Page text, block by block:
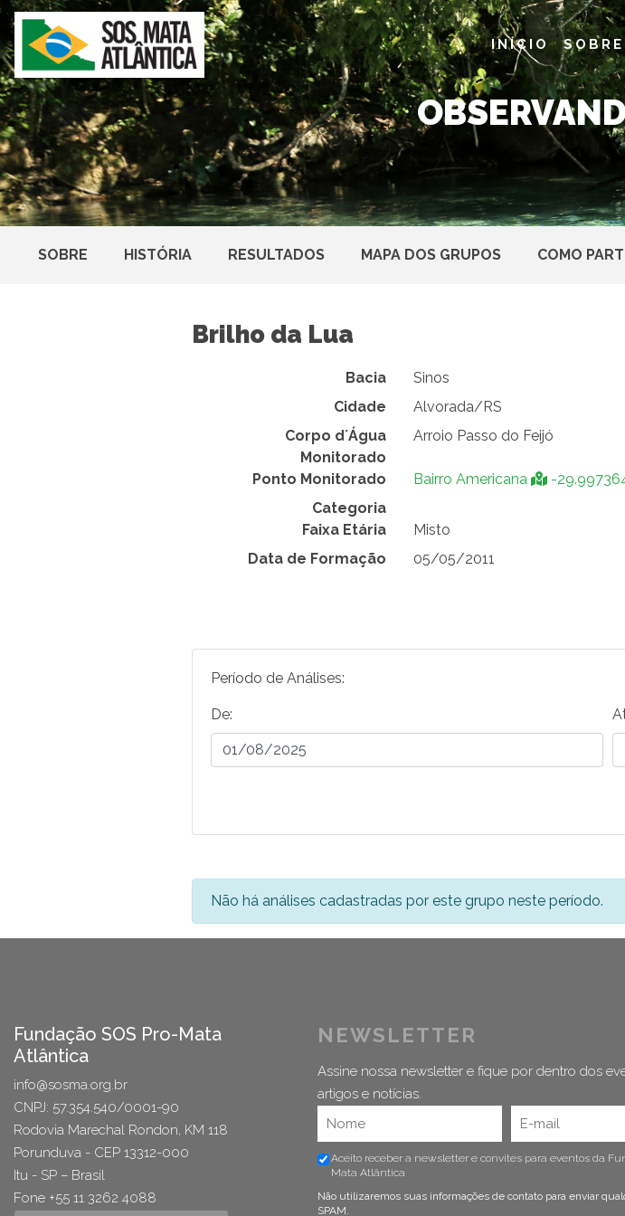
INÍCIO SOBRE
SOBRE HISTÓRIA RESULTADOS MAPA DOS GRUPOS COMO
Brilho da Lua
Bacia
Sinos
Cidade
Alvorada/RS
Corpo d´Água
Monitorado
Arroio Passo do Feijó
Ponto Monitorado Bairro Americana
-
Categoria
Faixa Etária
Misto
Data de Formação
05/05/2011
Período de Análises:
De:
Não há análises cadastradas por este grupo neste período.
Fundação SOS Pro-Mata
Atlântica
info@sosma.org.br
CNPJ: 57.354.540/0001-90
Rodovia Marechal Rondon, KM 118
Porunduva - CEP 13312-000
Itu - SP – Brasil
Fone +55 11 3262 4088
NEWSLETTER
Assine nossa newsletter e fique por dentro dos
artigos e notícias.
Aceito receber a newsletter e convites para eventos da
Mata Atlântica
Não utilizaremos suas informações de contato para enviar
SPAM.